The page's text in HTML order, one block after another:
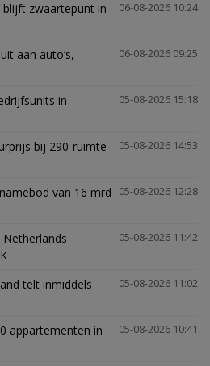
06-08-2026 10:24
zwaartepunt in
06-08-2026 09:25
aan auto’s,
05-08-2026 15:18
in
05-08-2026 14:53
bij 290-ruimte
05-08-2026 12:28
van 16 mrd
05-08-2026 11:42
05-08-2026 11:02
telt inmiddels
05-08-2026 10:41
appartementen in